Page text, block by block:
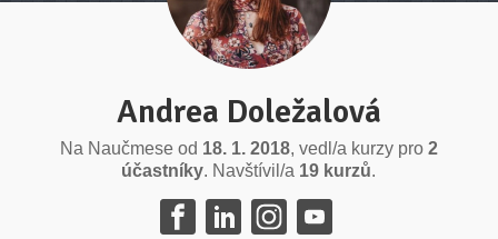
Andrea Doležalová
Na Naučmese od 18. 1. 2018, vedl/a kurzy pro 2
účastníky. Navštívil/a 19 kurzů.